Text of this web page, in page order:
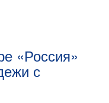
«Россия»
с